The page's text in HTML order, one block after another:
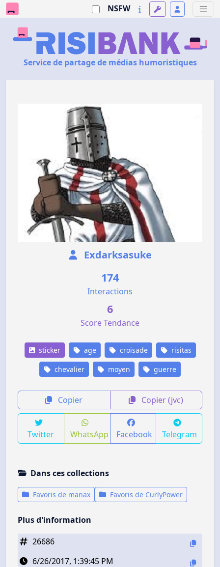
NSFW
Service de partage de médias humoristiques
Exdarksasuke
174
Interactions
6
Score Tendance
sticker age croisade risitas
chevalier moyen guerre
Copier Copier (jvc)
Twitter WhatsApp Facebook Telegram
Dans ces collections
Favoris de manax Favoris de CurlyPower
Plus d'information
26686
6/26/2017, 1:39:45 PM